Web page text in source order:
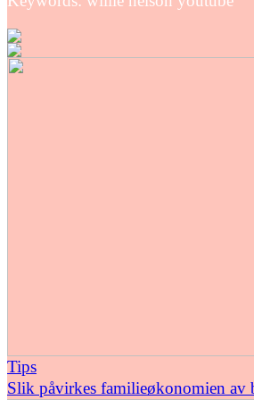
Tips
Slik påvirkes familieøkonomien av